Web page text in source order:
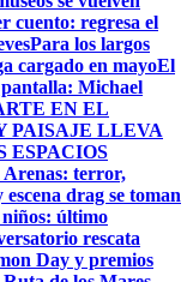
cuento: regresa el
Para los largos
cargado en mayoEl
Michael
EN EL
PAISAJE LLEVA
ESPACIOS
Arenas: terror,
drag se toman
último
rescata
Day y premios